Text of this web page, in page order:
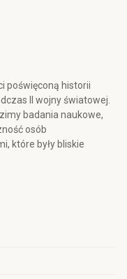
poświęconą historii
II wojny światowej.
badania naukowe,
osób
które były bliskie